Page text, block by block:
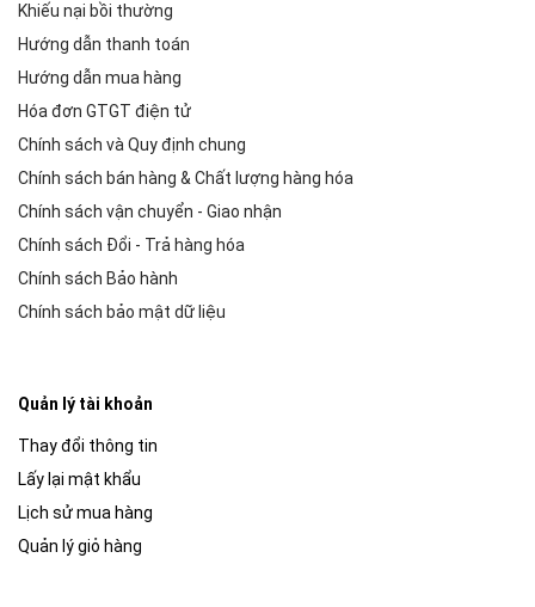
Khiếu nại bồi thường
Hướng dẫn thanh toán
Hướng dẫn mua hàng
Hóa đơn GTGT điện tử
Chính sách và Quy định chung
Chính sách bán hàng & Chất lượng hàng hóa
Chính sách vận chuyển - Giao nhận
Chính sách Đổi - Trả hàng hóa
Chính sách Bảo hành
Chính sách bảo mật dữ liệu
Quản lý tài khoản
Thay đổi thông tin
Lấy lại mật khẩu
Lịch sử mua hàng
Quản lý giỏ hàng